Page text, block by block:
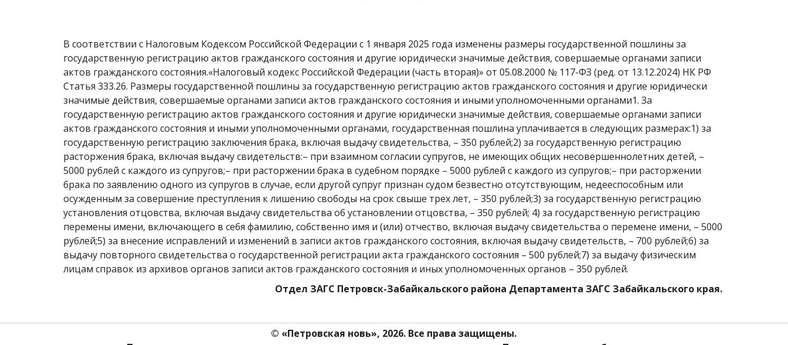
В соответствии с Налоговым Кодексом Российской Федерации с 1 января 2025 года изменены размеры государственной пошлины за
государственную регистрацию актов гражданского состояния и другие юридически значимые действия, совершаемые органами записи
актов гражданского состояния.«Налоговый кодекс Российской Федерации (часть вторая)» от 05.08.2000 № 117-ФЗ (ред. от 13.12.2024) НК РФ
Статья 333.26. Размеры государственной пошлины за государственную регистрацию актов гражданского состояния и другие юридически
значимые действия, совершаемые органами записи актов гражданского состояния и иными уполномоченными органами1. За
государственную регистрацию актов гражданского состояния и другие юридически значимые действия, совершаемые органами записи
актов гражданского состояния и иными уполномоченными органами, государственная пошлина уплачивается в следующих размерах:1) за
государственную регистрацию заключения брака, включая выдачу свидетельства, – 350 рублей;2) за государственную регистрацию
расторжения брака, включая выдачу свидетельств:– при взаимном согласии супругов, не имеющих общих несовершеннолетних детей, –
5000 рублей с каждого из супругов;– при расторжении брака в судебном порядке – 5000 рублей с каждого из супругов;– при расторжении
брака по заявлению одного из супругов в случае, если другой супруг признан судом безвестно отсутствующим, недееспособным или
осужденным за совершение преступления к лишению свободы на срок свыше трех лет, – 350 рублей;3) за государственную регистрацию
установления отцовства, включая выдачу свидетельства об установлении отцовства, – 350 рублей; 4) за государственную регистрацию
перемены имени, включающего в себя фамилию, собственно имя и (или) отчество, включая выдачу свидетельства о перемене имени, – 5000
рублей;5) за внесение исправлений и изменений в записи актов гражданского состояния, включая выдачу свидетельств, – 700 рублей;6) за
выдачу повторного свидетельства о государственной регистрации акта гражданского состояния – 500 рублей;7) за выдачу физическим
лицам справок из архивов органов записи актов гражданского состояния и иных уполномоченных органов – 350 рублей.
Отдел ЗАГС Петровск-Забайкальского района Департамента ЗАГС Забайкальского края.
© «Петровская новь», 2026. Все права защищены.